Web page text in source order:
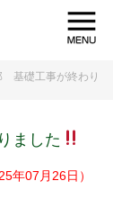
基礎工事が終わり
ました
年07月26日）